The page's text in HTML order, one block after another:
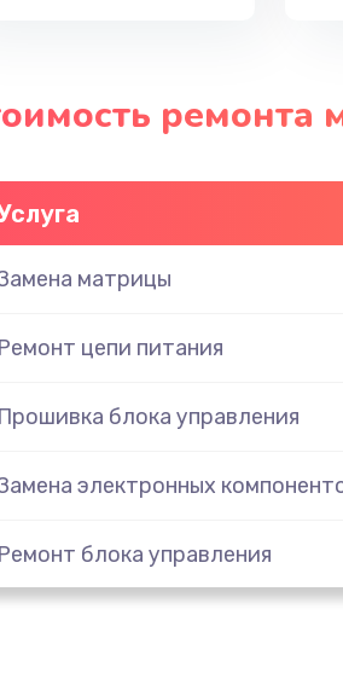
ремонта
матрицы
Ремонт цепи питания
Прошивка блока управления
электронных
Ремонт блока управления